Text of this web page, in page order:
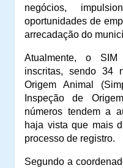
negócios,
oportunidades de
arrecadação do
Atualmente, o
inscritas, sendo 34
Origem Animal
Inspeção de
números tendem a
haja vista que mais
processo de registro.
Segundo a